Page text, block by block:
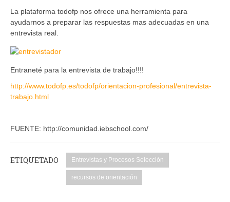
La plataforma todofp nos ofrece una herramienta para
ayudarnos a preparar las respuestas mas adecuadas en una
entrevista real.
Entraneté para la entrevista de trabajo!!!!
http://www.todofp.es/todofp/orientacion-profesional/entrevista-
trabajo.html
FUENTE: http://comunidad.iebschool.com/
ETIQUETADO Entrevistas y Procesos Selección
recursos de orientación